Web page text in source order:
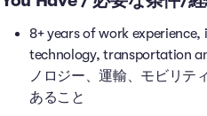
8+ years of work
technology, transportation
ノロジー、運輸、モビリテ
あること